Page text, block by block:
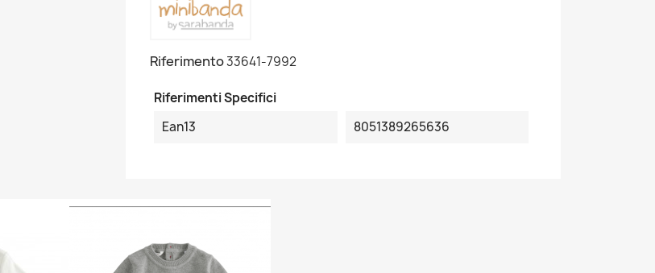
Riferimento33641-7992
Riferimenti Specifici
Ean13
8051389265636